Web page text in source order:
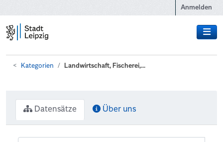
Anmelden
Kategorien Landwirtschaft, Fischerei,...
Datensätze Über uns